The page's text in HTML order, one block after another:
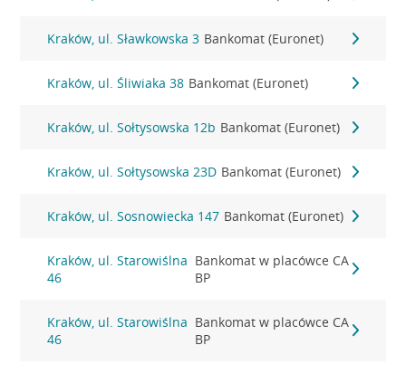
Kraków, ul. Sławkowska 3 Bankomat (Euronet)
Kraków, ul. Śliwiaka 38 Bankomat (Euronet)
Kraków, ul. Sołtysowska 12b Bankomat (Euronet)
Kraków, ul. Sołtysowska 23D Bankomat (Euronet)
Kraków, ul. Sosnowiecka 147 Bankomat (Euronet)
Kraków, ul. Starowiślna
46
Bankomat w placówce CA
BP
Kraków, ul. Starowiślna
46
Bankomat w placówce CA
BP